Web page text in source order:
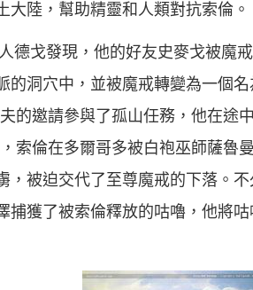
陸，幫助精靈和人類對抗索倫。
德戈發現，他的好友史麥戈被魔
的洞穴中，並被魔戒轉變為一個
的邀請參與了孤山任務，他在途
索倫在多爾哥多被白袍巫師薩魯
，被迫交代了至尊魔戒的下落。
捕獲了被索倫釋放的咕嚕，他將